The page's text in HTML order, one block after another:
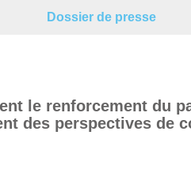
Dossier de presse
le renforcement du
des perspectives de